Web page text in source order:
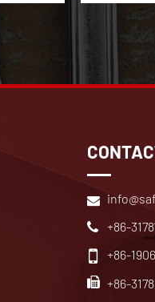
+86-
+86-
+86-